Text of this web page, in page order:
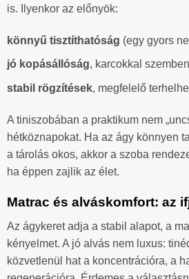
is. Ilyenkor az előnyök:
könnyű tisztíthatóság (egy gyors
jó kopásállóság, karcokkal
stabil rögzítések, megfelelő
A tiniszobában a praktikum nem
hétköznapokat. Ha az ágy könnyen
a tárolás okos, akkor a szoba
ha éppen zajlik az élet.
Matrac és alváskomfort: az
Az ágykeret adja a stabil alapot, a
kényelmet. A jó alvás nem luxus:
közvetlenül hat a koncentrációra, a